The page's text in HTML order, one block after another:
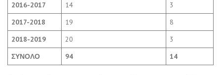
2016-2017
14
3
2017-2018
19
8
2018-2019
20
3
ΣΥΝΟΛΟ
94 14